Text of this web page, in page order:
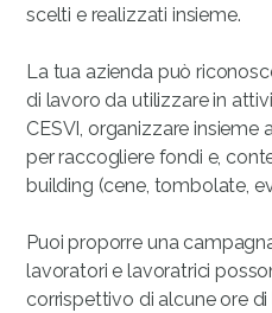
scelti e realizzati insieme.
La tua azienda può
di lavoro da utilizzare in
CESVI, organizzare
per raccogliere fondi e,
building (cene, tombolate,
Puoi proporre una
lavoratori e lavoratrici
corrispettivo di alcune ore